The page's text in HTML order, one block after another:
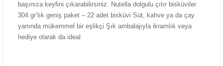
başınıza keyfini çıkarabilirsiniz. Nutella dolgulu çıtır bisküviler
304 gr’lık geniş paket – 22 adet bisküvi Süt, kahve ya da çay
yanında mükemmel bir eşlikçi Şık ambalajıyla ikramlık veya
hediye olarak da ideal